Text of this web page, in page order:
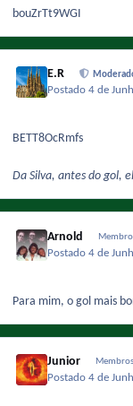
bouZrTt9WGI
E.R
Postado4 de
BETT8OcRmfs
Da Silva, antes do gol,
Arnold
Postado4 de
Para mim, o gol mais
Junior Membros
Postado4 de